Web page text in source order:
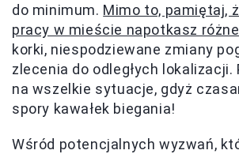
do minimum. Mimo to, pamiętaj,
pracy w mieście napotkasz
korki, niespodziewane zmiany
zlecenia do odległych lokalizacji.
na wszelkie sytuacje, gdyż
spory kawałek biegania!
Wśród potencjalnych wyzwań,